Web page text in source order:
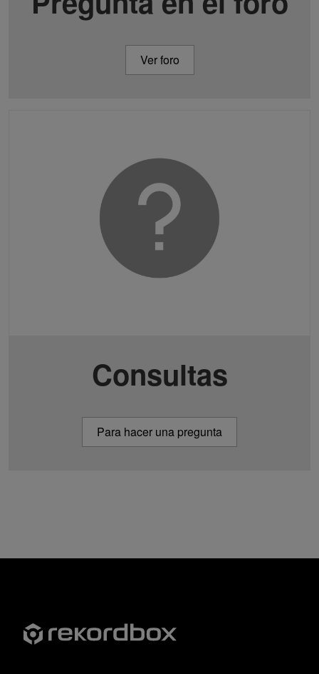
Ver foro
Consultas
Para hacer una pregunta